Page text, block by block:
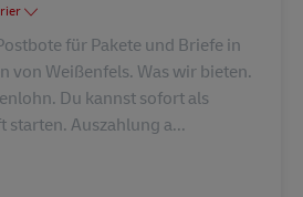
für Pakete und Briefe in
von Weißenfels. Was wir bieten.
Du kannst sofort als
Auszahlung a...